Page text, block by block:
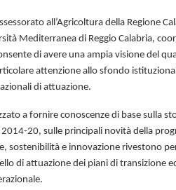
all’Agricoltura della Regione
Mediterranea di Reggio Calabria,
di avere una ampia visione del
attenzione allo sfondo
di attuazione.
a fornire conoscenze di base sulla
20, sulle principali novità della
sostenibilità e innovazione rivestono
di attuazione dei piani di transizione